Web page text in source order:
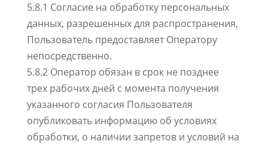
5.8.1 Согласие на обработку персональных
данных, разрешенных для распространения,
Пользователь предоставляет Оператору
непосредственно.
5.8.2 Оператор обязан в срок не позднее
трех рабочих дней с момента получения
указанного согласия Пользователя
опубликовать информацию об условиях
обработки, о наличии запретов и условий на